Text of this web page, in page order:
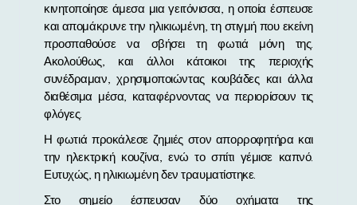
κινητοποίησε άμεσα μια γειτόνισσα, η οποία έσπευσε
και απομάκρυνε την ηλικιωμένη, τη στιγμή που εκείνη
προσπαθούσε να σβήσει τη φωτιά μόνη της.
Ακολούθως, και άλλοι κάτοικοι της περιοχής
συνέδραμαν, χρησιμοποιώντας κουβάδες και άλλα
διαθέσιμα μέσα, καταφέρνοντας να περιορίσουν τις
φλόγες.
Η φωτιά προκάλεσε ζημιές στον απορροφητήρα και
την ηλεκτρική κουζίνα, ενώ το σπίτι γέμισε καπνό.
Ευτυχώς, η ηλικιωμένη δεν τραυματίστηκε.
Στο σημείο έσπευσαν δύο οχήματα της